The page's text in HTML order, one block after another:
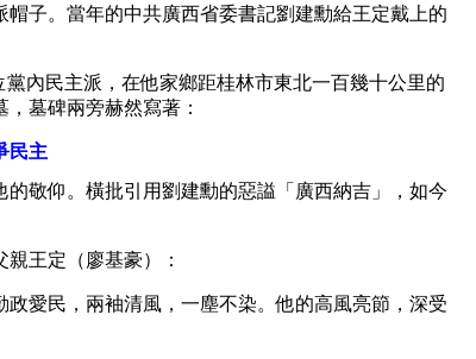
子。當年的中共廣西省委書記劉建勳給王定戴上的
內民主派，在他家鄉距桂林市東北一百幾十公里的
墓碑兩旁赫然寫著：
民主
敬仰。橫批引用劉建勳的惡謚「廣西納吉」，如今
王定（廖基豪）：
愛民，兩袖清風，一塵不染。他的高風亮節，深受